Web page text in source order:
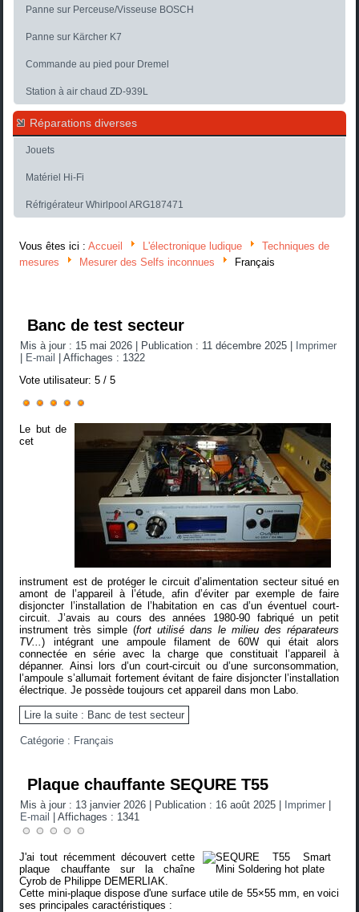
Panne sur Perceuse/Visseuse BOSCH
Panne sur Kärcher K7
Commande au pied pour Dremel
Station à air chaud ZD-939L
Réparations diverses
Jouets
Matériel Hi-Fi
Réfrigérateur Whirlpool ARG187471
Vous êtes ici :Accueil L'électronique ludique
Techniques de
mesures
Mesurer des Selfs inconnues Français
Banc de test secteur
Mis à jour : 15 mai 2026 Publication : 11 décembre 2025
Imprimer
E-mail |Affichages : 1322
Vote utilisateur:5 /5
Le but de
cet
instrument est de protéger le circuit d’alimentation secteur situé en
amont de l’appareil à l’étude, afin d’éviter par exemple de faire
disjoncter l’installation de l’habitation en cas d’un éventuel court-
circuit. J’avais au cours des années 1980-90 fabriqué un petit
instrument très simple (fort utilisé dans le milieu des réparateurs
TV...) intégrant une ampoule filament de 60W qui était alors
connectée en série avec la charge que constituait l’appareil à
dépanner. Ainsi lors d’un court-circuit ou d’une surconsommation,
l’ampoule s’allumait fortement évitant de faire disjoncter l’installation
électrique. Je possède toujours cet appareil dans mon Labo.
Lire la suite : Banc de test secteur
Catégorie : Français
Plaque chauffante SEQURE T55
Mis à jour : 13 janvier 2026 Publication : 16 août 2025 Imprimer
E-mail
|Affichages : 1341
J'ai tout récemment découvert cette
plaque chauffante sur la chaîne
Cyrob de Philippe DEMERLIAK.
Cette mini-plaque dispose d'une surface utile de 55×55 mm, en voici
ses principales caractéristiques :